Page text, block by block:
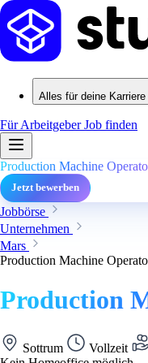
Alles für deine Karriere
Für ArbeitgeberJob finden
Production Machine
Jetzt bewerben
Jobbörse
Unternehmen
Mars
Production Machine
Production
Sottrum Vollzeit